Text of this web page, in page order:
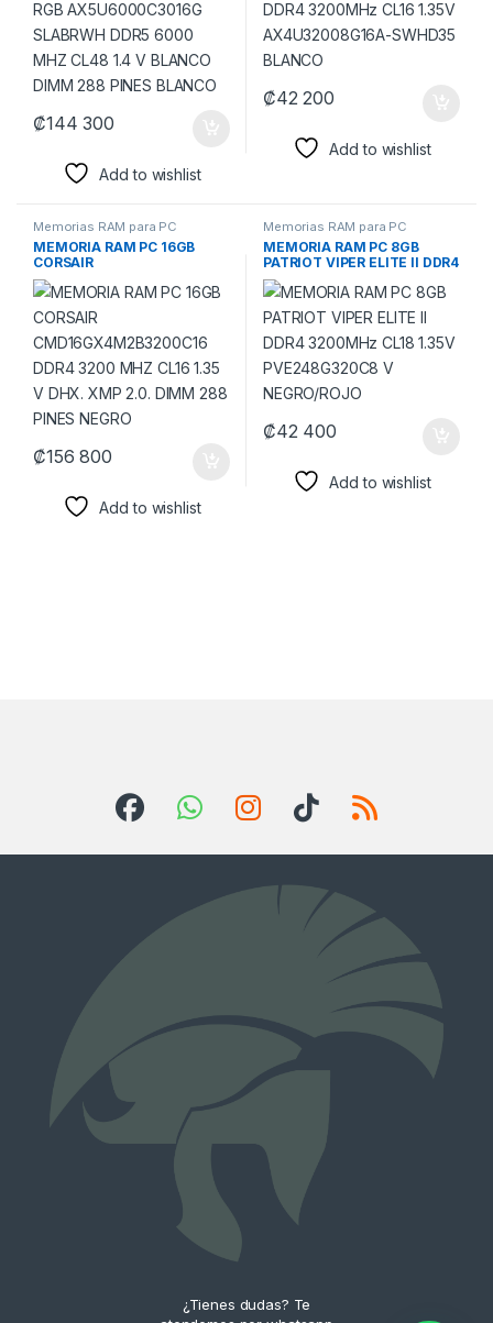
₡144 300
Add to wishlist
₡42 200
Add to wishlist
Memorias RAM para PC
MEMORIA RAM PC 16GB
CORSAIR
CMD16GX4M2B3200C16
DDR4 3200 MHZ CL16 1.35 V
DHX. XMP 2.0. DIMM 288
PINES NEGRO
₡156 800
Add to wishlist
Memorias RAM para PC
MEMORIA RAM PC 8GB
PATRIOT VIPER ELITE II DDR4
3200MHz CL18 1.35V
PVE248G320C8 V
NEGRO/ROJO
₡42 400
Add to wishlist
¿Tienes dudas? Te